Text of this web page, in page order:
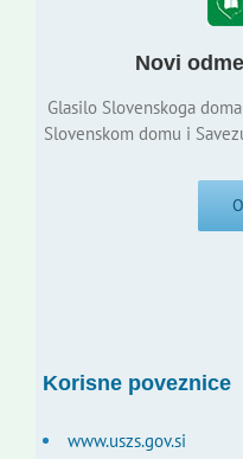
Novi
Glasilo Slovenskoga
Slovenskom domu i
Korisne poveznice
www.uszs.gov.si